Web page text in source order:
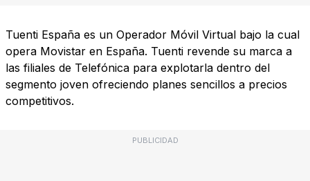
Tuenti España es un Operador Móvil Virtual bajo la cual
opera Movistar en España. Tuenti revende su marca a
las filiales de Telefónica para explotarla dentro del
segmento joven ofreciendo planes sencillos a precios
competitivos.
PUBLICIDAD